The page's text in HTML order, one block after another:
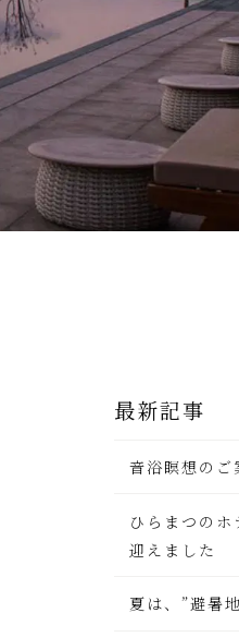
る
最新記事
音浴瞑想のご
ひらまつの
迎えました
夏は、”避暑